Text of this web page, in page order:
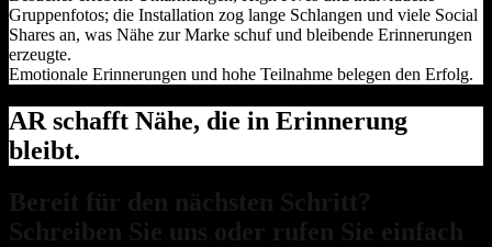
Gruppenfotos; die Installation zog lange Schlangen und viele Social
Shares an, was Nähe zur Marke schuf und bleibende Erinnerungen
erzeugte.
Emotionale Erinnerungen und hohe Teilnahme belegen den Erfolg.
AR schafft Nähe, die in Erinnerung
bleibt.